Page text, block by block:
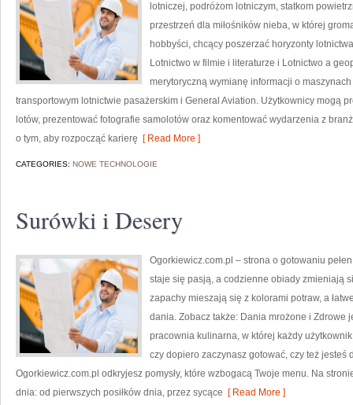
lotniczej, podróżom lotniczym, statkom
przestrzeń dla miłośników nieba, w której
hobbyści, chcący poszerzać horyzonty
Lotnictwo w filmie i literaturze i Lotnictwo a
merytoryczną wymianę informacji o
transportowym lotnictwie pasażerskim i General Aviation. Użytkownicy mogą
lotów, prezentować fotografie samolotów oraz komentować wydarzenia z
o tym, aby rozpocząć karierę [ Read More ]
CATEGORIES: NOWE TECHNOLOGIE
Surówki i Desery
Ogorkiewicz.com.pl – strona o gotowaniu
staje się pasją, a codzienne obiady zmieniają
zapachy mieszają się z kolorami potraw, a
dania. Zobacz także: Dania mrożone i Zdrowe
pracownia kulinarna, w której każdy
czy dopiero zaczynasz gotować, czy też jesteś
Ogorkiewicz.com.pl odkryjesz pomysły, które wzbogacą Twoje menu. Na
dnia: od pierwszych posiłków dnia, przez sycące [ Read More ]